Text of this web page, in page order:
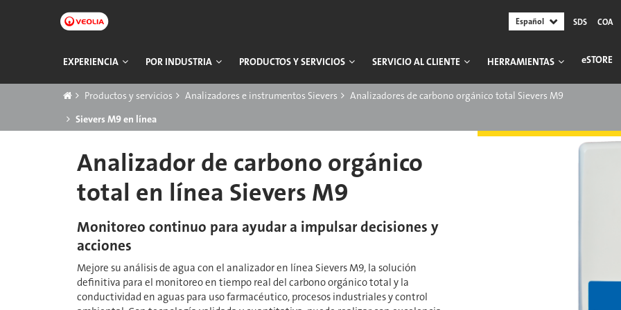
Español SDS COA
Navegación
principal
EXPERIENCIA POR INDUSTRIA PRODUCTOS Y SERVICIOS SERVICIO AL CLIENTE HERRAMIENTAS ESTORE
Breadcrumb
Productos y servicios Analizadores e instrumentos Sievers
Analizadores de carbono orgánico total Sievers M9
Sievers M9 en línea
Analizador de carbono orgánico
total en línea Sievers M9
Monitoreo continuo para ayudar a impulsar decisiones y
acciones
Mejore su análisis de agua con el analizador en línea Sievers M9, la solución
definitiva para el monitoreo en tiempo real del carbono orgánico total y la
conductividad en aguas para uso farmacéutico, procesos industriales y control